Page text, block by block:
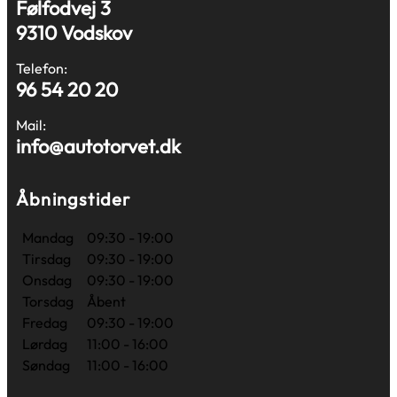
Følfodvej 3
9310 Vodskov
Telefon:
96 54 20 20
Mail:
info@autotorvet.dk
Åbningstider
Mandag
09:30 - 19:00
Tirsdag
09:30 - 19:00
Onsdag
09:30 - 19:00
Torsdag
Åbent
Fredag
09:30 - 19:00
Lørdag
11:00 - 16:00
Søndag
11:00 - 16:00